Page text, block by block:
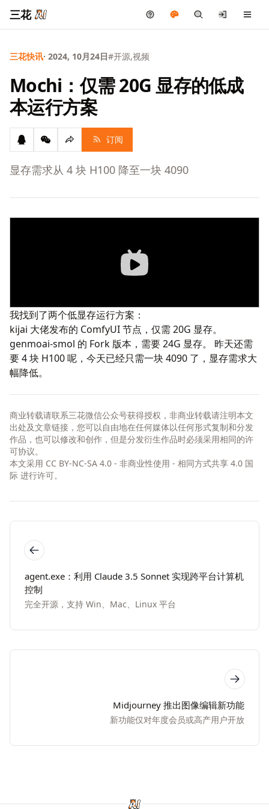
三花
三花快讯· 2024, 10月24日#开源,视频
Mochi：仅需 20G 显存的低成
本运行方案
订阅
显存需求从 4 块 H100 降至一块 4090
我找到了两个低显存运行方案：
kijai 大佬发布的 ComfyUI 节点，仅需 20G 显存。
genmoai-smol 的 Fork 版本，需要 24G 显存。 昨天还需
要 4 块 H100 呢，今天已经只需一块 4090 了，显存需求大
幅降低。
商业转载请联系三花微信公众号获得授权，非商业转载请注明本文
出处及文章链接，您可以自由地在任何媒体以任何形式复制和分发
作品，也可以修改和创作，但是分发衍生作品时必须采用相同的许
可协议。
本文采用 CC BY-NC-SA 4.0 - 非商业性使用 - 相同方式共享 4.0 国
际 进行许可。
agent.exe：利用 Claude 3.5 Sonnet 实现跨平台计算机
控制
完全开源，支持 Win、Mac、Linux 平台
Midjourney 推出图像编辑新功能
新功能仅对年度会员或高产用户开放